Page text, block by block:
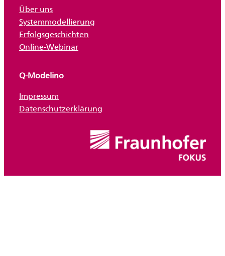
Über uns
Systemmodellierung
Erfolgsgeschichten
Online-Webinar
Q-Modelino
Impressum
Datenschutzerklärung